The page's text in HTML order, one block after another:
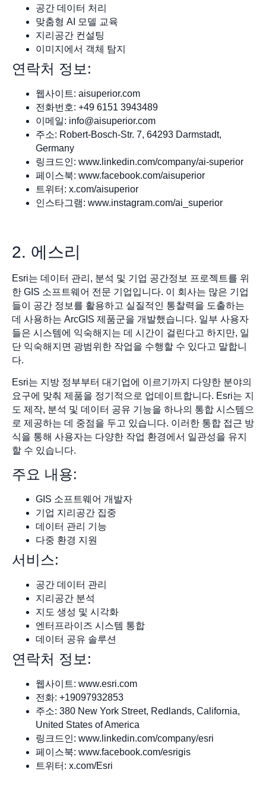
공간 데이터 처리
맞춤형 AI 모델 교육
지리공간 컨설팅
이미지에서 객체 탐지
연락처 정보:
웹사이트: aisuperior.com
전화번호: +49 6151 3943489
이메일: info@aisuperior.com
주소: Robert-Bosch-Str. 7, 64293 Darmstadt,
Germany
링크드인: www.linkedin.com/company/ai-superior
페이스북: www.facebook.com/aisuperior
트위터: x.com/aisuperior
인스타그램: www.instagram.com/ai_superior
2. 에스리
Esri는 데이터 관리, 분석 및 기업 공간정보 프로젝트를 위
한 GIS 소프트웨어 전문 기업입니다. 이 회사는 많은 기업
들이 공간 정보를 활용하고 실질적인 통찰력을 도출하는
데 사용하는 ArcGIS 제품군을 개발했습니다. 일부 사용자
들은 시스템에 익숙해지는 데 시간이 걸린다고 하지만, 일
단 익숙해지면 광범위한 작업을 수행할 수 있다고 말합니
다.
Esri는 지방 정부부터 대기업에 이르기까지 다양한 분야의
요구에 맞춰 제품을 정기적으로 업데이트합니다. Esri는 지
도 제작, 분석 및 데이터 공유 기능을 하나의 통합 시스템으
로 제공하는 데 중점을 두고 있습니다. 이러한 통합 접근 방
식을 통해 사용자는 다양한 작업 환경에서 일관성을 유지
할 수 있습니다.
주요 내용:
GIS 소프트웨어 개발자
기업 지리공간 집중
데이터 관리 기능
다중 환경 지원
서비스:
공간 데이터 관리
지리공간 분석
지도 생성 및 시각화
엔터프라이즈 시스템 통합
데이터 공유 솔루션
연락처 정보:
웹사이트: www.esri.com
전화: +19097932853
주소: 380 New York Street, Redlands, California,
United States of America
링크드인: www.linkedin.com/company/esri
페이스북: www.facebook.com/esrigis
트위터: x.com/Esri